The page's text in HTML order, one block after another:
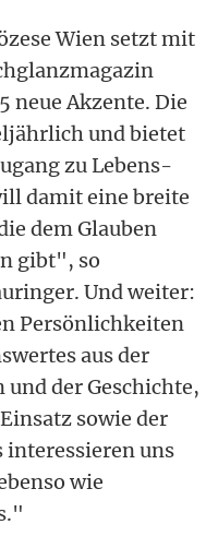
Wien setzt mit
neue Akzente. Die
und bietet
zu Lebens-
damit eine breite
dem Glauben
gibt", so
Und weiter:
Persönlichkeiten
aus der
der Geschichte,
sowie der
interessieren uns
wie